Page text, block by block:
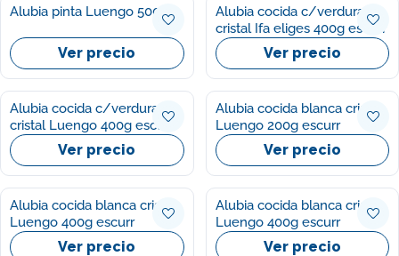
Alubia pinta Luengo 500g
Ver precio
Alubia cocida c/verdura
cristal Ifa eliges 400g escurr
Ver precio
Alubia cocida c/verdura
cristal Luengo 400g escur
Ver precio
Alubia cocida blanca cristal
Luengo 200g escurr
Ver precio
Alubia cocida blanca cristal
Luengo 400g escurr
Ver precio
Alubia cocida blanca cristal
Luengo 400g escurr
Ver precio